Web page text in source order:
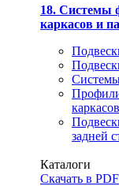
18. Системы
каркасов и
каркасов
задней
Каталоги
Скачать в PDF